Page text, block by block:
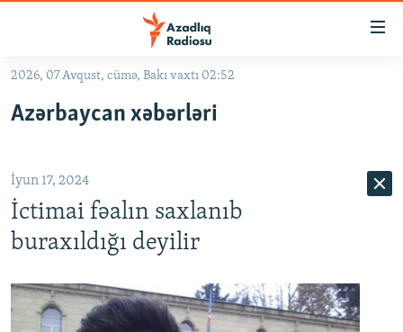
Əsas
qayıt
qayıt
Axtarışa
keç
#ƏSLINDƏ
QANUNI DOĞRU
ARAŞDIRMA
MULTIMEDIA
2026, 07 Avqust, cümə, Bakı vaxtı 02:52
Azərbaycan xəbərləri
İyun 17, 2024
İctimai fəalın saxlanıb
buraxıldığı deyilir